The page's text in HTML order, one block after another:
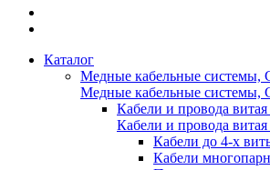
Каталог
Медные кабельные системы,
Медные кабельные системы,
Кабели и провода витая
Кабели и провода витая
Кабели до 4-х
Кабели